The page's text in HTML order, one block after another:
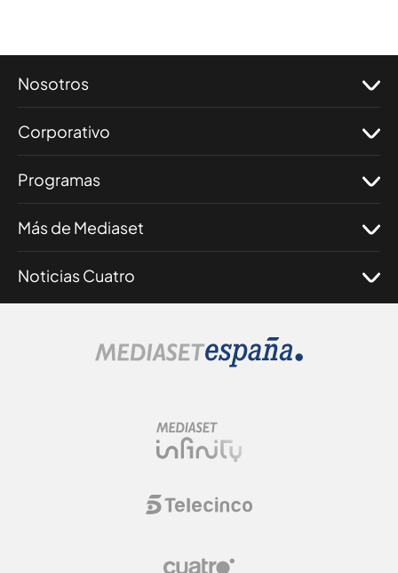
Nosotros
Corporativo
Programas
Más de Mediaset
Noticias Cuatro